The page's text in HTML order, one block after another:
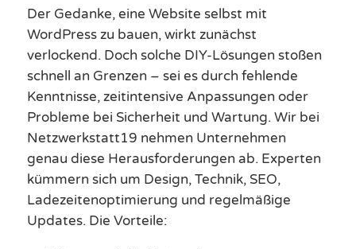
Der Gedanke, eine Website selbst mit
WordPress zu bauen, wirkt zunächst
verlockend. Doch solche DIY-Lösungen stoßen
schnell an Grenzen – sei es durch fehlende
Kenntnisse, zeitintensive Anpassungen oder
Probleme bei Sicherheit und Wartung. Wir bei
Netzwerkstatt19 nehmen Unternehmen
genau diese Herausforderungen ab. Experten
kümmern sich um Design, Technik, SEO,
Ladezeitenoptimierung und regelmäßige
Updates. Die Vorteile: